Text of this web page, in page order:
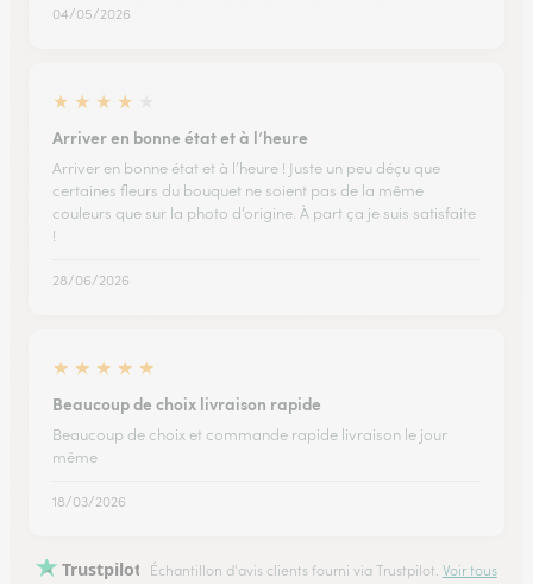
04/05/2026
★ ★ ★ ★
Arriver en bonne état et à l’heure
Arriver en bonne état et à l’heure ! Juste un peu déçu que
certaines fleurs du bouquet ne soient pas de la même
couleurs que sur la photo d’origine. À part ça je suis satisfaite
!
28/06/2026
★ ★ ★ ★ ★
Beaucoup de choix livraison rapide
Beaucoup de choix et commande rapide livraison le jour
même
18/03/2026
Trustpilot Échantillon d'avis clients fourni via Trustpilot. Voir tous